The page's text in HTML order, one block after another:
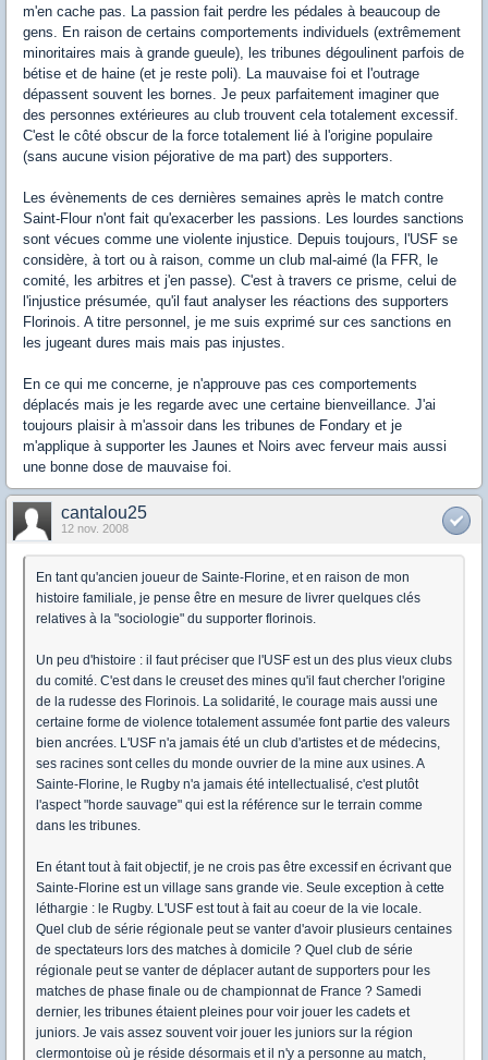
m'en cache pas. La passion fait perdre les pédales à beaucoup de
gens. En raison de certains comportements individuels (extrêmement
minoritaires mais à grande gueule), les tribunes dégoulinent parfois de
bétise et de haine (et je reste poli). La mauvaise foi et l'outrage
dépassent souvent les bornes. Je peux parfaitement imaginer que
des personnes extérieures au club trouvent cela totalement excessif.
C'est le côté obscur de la force totalement lié à l'origine populaire
(sans aucune vision péjorative de ma part) des supporters.
Les évènements de ces dernières semaines après le match contre
Saint-Flour n'ont fait qu'exacerber les passions. Les lourdes sanctions
sont vécues comme une violente injustice. Depuis toujours, l'USF se
considère, à tort ou à raison, comme un club mal-aimé (la FFR, le
comité, les arbitres et j'en passe). C'est à travers ce prisme, celui de
l'injustice présumée, qu'il faut analyser les réactions des supporters
Florinois. A titre personnel, je me suis exprimé sur ces sanctions en
les jugeant dures mais mais pas injustes.
En ce qui me concerne, je n'approuve pas ces comportements
déplacés mais je les regarde avec une certaine bienveillance. J'ai
toujours plaisir à m'assoir dans les tribunes de Fondary et je
m'applique à supporter les Jaunes et Noirs avec ferveur mais aussi
une bonne dose de mauvaise foi.
cantalou25
12 nov. 2008
En tant qu'ancien joueur de Sainte-Florine, et en raison de mon
histoire familiale, je pense être en mesure de livrer quelques clés
relatives à la "sociologie" du supporter florinois.
Un peu d'histoire : il faut préciser que l'USF est un des plus vieux clubs
du comité. C'est dans le creuset des mines qu'il faut chercher l'origine
de la rudesse des Florinois. La solidarité, le courage mais aussi une
certaine forme de violence totalement assumée font partie des valeurs
bien ancrées. L'USF n'a jamais été un club d'artistes et de médecins,
ses racines sont celles du monde ouvrier de la mine aux usines. A
Sainte-Florine, le Rugby n'a jamais été intellectualisé, c'est plutôt
l'aspect "horde sauvage" qui est la référence sur le terrain comme
dans les tribunes.
En étant tout à fait objectif, je ne crois pas être excessif en écrivant que
Sainte-Florine est un village sans grande vie. Seule exception à cette
léthargie : le Rugby. L'USF est tout à fait au coeur de la vie locale.
Quel club de série régionale peut se vanter d'avoir plusieurs centaines
de spectateurs lors des matches à domicile ? Quel club de série
régionale peut se vanter de déplacer autant de supporters pour les
matches de phase finale ou de championnat de France ? Samedi
dernier, les tribunes étaient pleines pour voir jouer les cadets et
juniors. Je vais assez souvent voir jouer les juniors sur la région
clermontoise où je réside désormais et il n'y a personne au match,